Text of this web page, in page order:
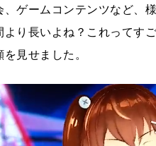
ゲームコンテンツなど、
より長いよね？これってす
見せました。